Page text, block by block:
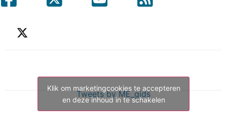
Tweets by ME_gids
Klik om marketingcookies te accepteren
en deze inhoud in te schakelen